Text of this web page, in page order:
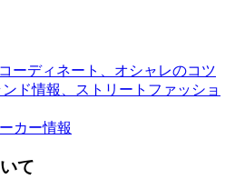
ーディネート、オシャレのコツ
ド情報、ストリートファッショ
カー情報
て